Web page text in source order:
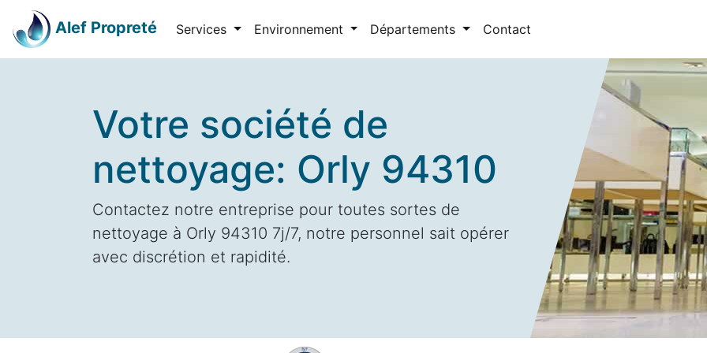
Alef Propreté Services Environnement Départements Contact
Votre société de
nettoyage: Orly 94310
Contactez notre entreprise pour toutes sortes de
nettoyage à Orly 94310 7j/7, notre personnel sait opérer
avec discrétion et rapidité.